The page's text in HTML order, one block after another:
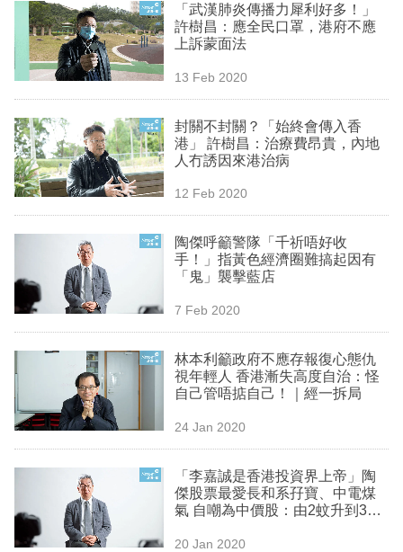
商
業
科
技
職
場
生
欄
訂
閱
「武漢肺炎傳播力犀利好多！」
許樹昌：應全民口罩，港府不應
上訴蒙面法
13 Feb 2020
封關不封關？「始終會傳入香
港」 許樹昌：治療費昂貴，內地
人冇誘因來港治病
12 Feb 2020
陶傑呼籲警隊「千祈唔好收
手！」指黃色經濟圈難搞起因有
「鬼」襲擊藍店
7 Feb 2020
林本利籲政府不應存報復心態仇
視年輕人 香港漸失高度自治：怪
自己管唔掂自己！｜經一拆局
24 Jan 2020
「李嘉誠是香港投資界上帝」陶
傑股票最愛長和系孖寶、中電煤
氣 自嘲為中價股：由2蚊升到3蚊
20 Jan 2020